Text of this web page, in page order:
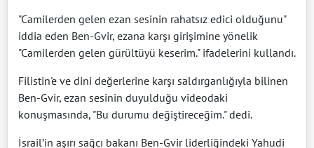
"Camilerden gelen ezan sesinin rahatsız edici olduğunu"
iddia eden Ben-Gvir, ezana karşı girişimine yönelik
"Camilerden gelen gürültüyü keserim." ifadelerini kullandı.
Filistin'e ve dini değerlerine karşı saldırganlığıyla bilinen
Ben-Gvir, ezan sesinin duyulduğu videodaki
konuşmasında, "Bu durumu değiştireceğim." dedi.
İsrail’in aşırı sağcı bakanı Ben-Gvir liderliğindeki Yahudi